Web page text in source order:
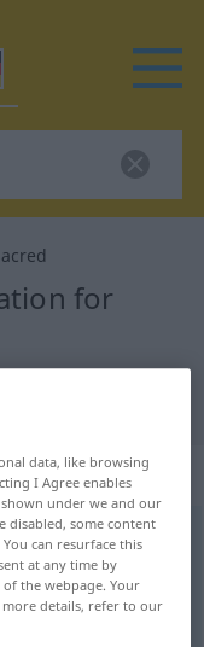
for
data, like browsing
I Agree enables
under we and our
disabled, some content
can resurface this
at any time by
the webpage. Your
details, refer to our